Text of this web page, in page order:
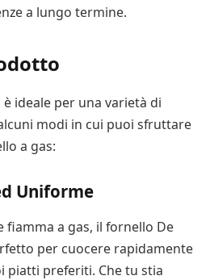
a lungo termine.
ideale per una varietà di
modi in cui puoi sfruttare
a gas:
Uniforme
fiamma a gas, il fornello De
per cuocere rapidamente
piatti preferiti. Che tu stia